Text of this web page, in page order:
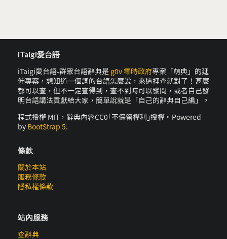
iTaigi愛台語
iTaigi愛台語-群眾台語辭典是 g0v 零時政府專案「萌典」的延
伸專案，想知道一個詞的台語怎麼說，來這裡查就對了！甚麼
都可以查，但不一定查得到，查不到時可以發問，或者自己發
明台語講法貢獻給大家，簡單說就是「自己的辭典自己編」。
程式授權 MIT，辭典內容CC0｢不保留權利｣授權。Powered
by BootStrap 5.
條款
關於本站
服務條款
隱私權條款
站內服務
查辭典